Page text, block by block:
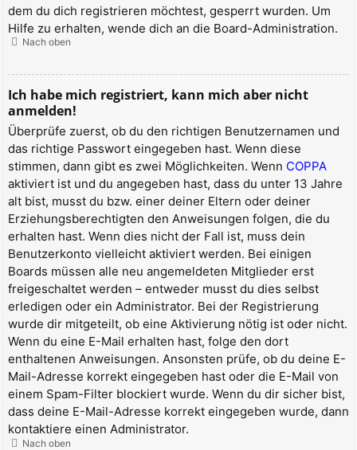
dem du dich registrieren möchtest, gesperrt wurden. Um
Hilfe zu erhalten, wende dich an die Board-Administration.
Nach oben
Ich habe mich registriert, kann mich aber nicht
anmelden!
Überprüfe zuerst, ob du den richtigen Benutzernamen und
das richtige Passwort eingegeben hast. Wenn diese
stimmen, dann gibt es zwei Möglichkeiten. Wenn COPPA
aktiviert ist und du angegeben hast, dass du unter 13 Jahre
alt bist, musst du bzw. einer deiner Eltern oder deiner
Erziehungsberechtigten den Anweisungen folgen, die du
erhalten hast. Wenn dies nicht der Fall ist, muss dein
Benutzerkonto vielleicht aktiviert werden. Bei einigen
Boards müssen alle neu angemeldeten Mitglieder erst
freigeschaltet werden – entweder musst du dies selbst
erledigen oder ein Administrator. Bei der Registrierung
wurde dir mitgeteilt, ob eine Aktivierung nötig ist oder nicht.
Wenn du eine E-Mail erhalten hast, folge den dort
enthaltenen Anweisungen. Ansonsten prüfe, ob du deine E-
Mail-Adresse korrekt eingegeben hast oder die E-Mail von
einem Spam-Filter blockiert wurde. Wenn du dir sicher bist,
dass deine E-Mail-Adresse korrekt eingegeben wurde, dann
kontaktiere einen Administrator.
Nach oben